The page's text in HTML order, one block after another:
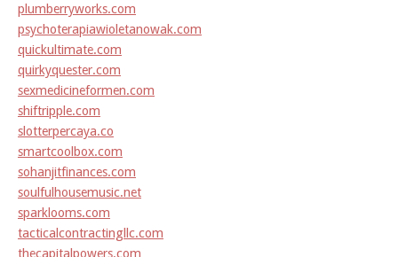
plumberryworks.com
psychoterapiawioletanowak.com
quickultimate.com
quirkyquester.com
sexmedicineformen.com
shiftripple.com
slotterpercaya.co
smartcoolbox.com
sohanjitfinances.com
soulfulhousemusic.net
sparklooms.com
tacticalcontractingllc.com
thecapitalpowers.com